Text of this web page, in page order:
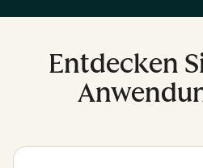
Entdecken